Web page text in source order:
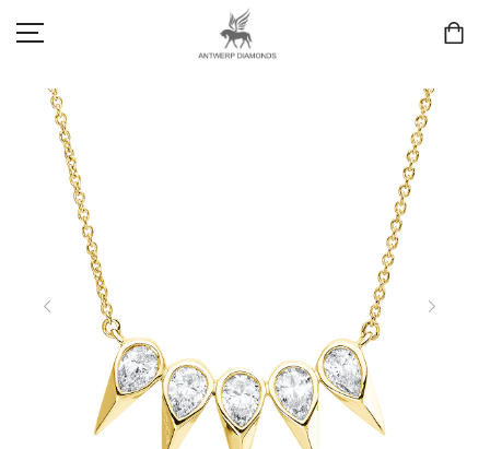
SCHMUCK
LIEBE & VERLOBUNG
ANTWERP DIAMONDS LUXURY COLLECTION
3D TRAURINGKONFIGURATION